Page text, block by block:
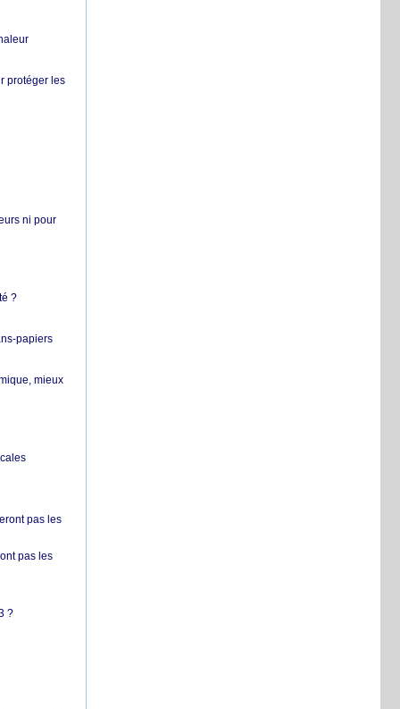
protéger les
ni pour
?
papiers
mieux
pas les
pas les
?